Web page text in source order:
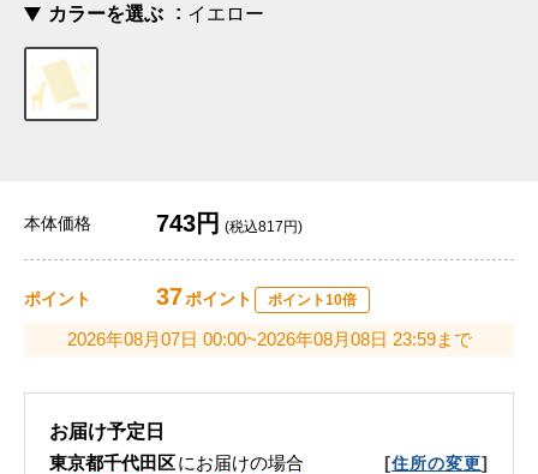
カラーを選ぶ イエロー
本体価格 743円 (税込817円)
ポイント 37ポイント ポイント10倍
2026年08月07日 00:00~2026年08月08日 23:59まで
お届け予定日
東京都千代田区にお届けの場合 [住所の変更]